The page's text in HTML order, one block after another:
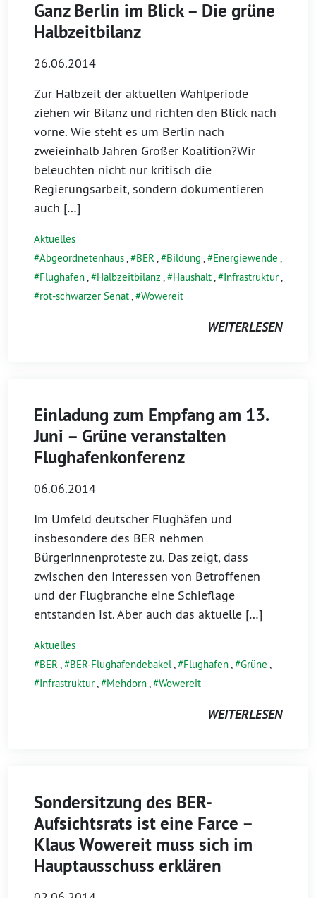
Ganz Berlin im Blick – Die grüne
Halbzeitbilanz
26.06.2014
Zur Halbzeit der aktuellen Wahlperiode
ziehen wir Bilanz und richten den Blick nach
vorne. Wie steht es um Berlin nach
zweieinhalb Jahren Großer Koalition?Wir
beleuchten nicht nur kritisch die
Regierungsarbeit, sondern dokumentieren
auch […]
Aktuelles
Abgeordnetenhaus, BER, Bildung , Energiewende ,
Flughafen, Halbzeitbilanz , Haushalt, Infrastruktur,
rot-schwarzer Senat, Wowereit
WEITERLESEN
Einladung zum Empfang am 13.
Juni – Grüne veranstalten
Flughafenkonferenz
06.06.2014
Im Umfeld deutscher Flughäfen und
insbesondere des BER nehmen
BürgerInnenproteste zu. Das zeigt, dass
zwischen den Interessen von Betroffenen
und der Flugbranche eine Schieflage
entstanden ist. Aber auch das aktuelle […]
Aktuelles
BER, BER-Flughafendebakel, Flughafen, Grüne ,
Infrastruktur, Mehdorn, Wowereit
WEITERLESEN
Sondersitzung des BER-
Aufsichtsrats ist eine Farce –
Klaus Wowereit muss sich im
Hauptausschuss erklären